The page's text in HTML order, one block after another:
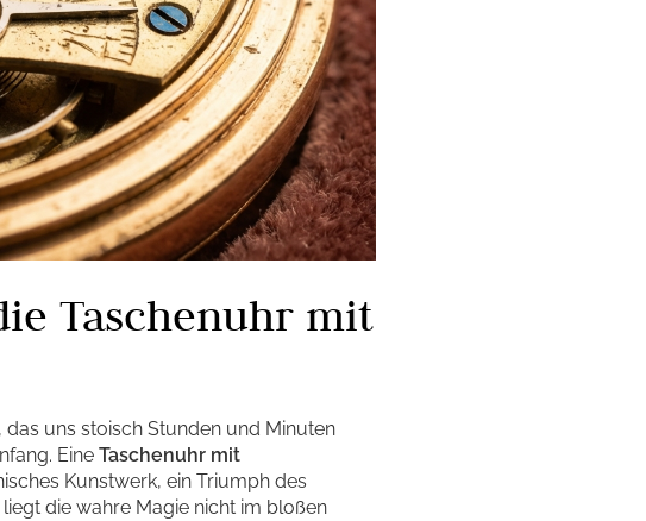
Taschenuhr mit
uns stoisch Stunden und Minuten
EineTaschenuhr mit
Kunstwerk, ein Triumph des
die wahre Magie nicht im bloßen